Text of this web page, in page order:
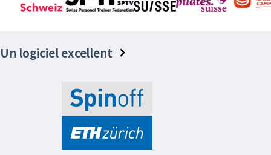
Un logiciel excellent